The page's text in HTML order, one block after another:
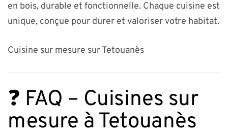
en bois, durable et fonctionnelle. Chaque cuisine est
unique, conçue pour durer et valoriser votre habitat.
Cuisine sur mesure sur Tetouanès
❓ FAQ – Cuisines sur
mesure à Tetouanès